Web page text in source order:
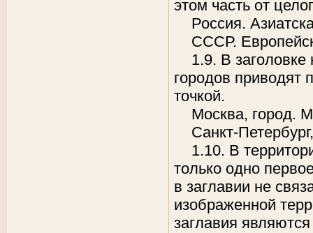
этом часть от
Россия.
СССР.
1.9. В заголовке
городов приводят
точкой.
Москва, город.
Санкт-
1.10. В
только одно
в заглавии не
изображенной
заглавия